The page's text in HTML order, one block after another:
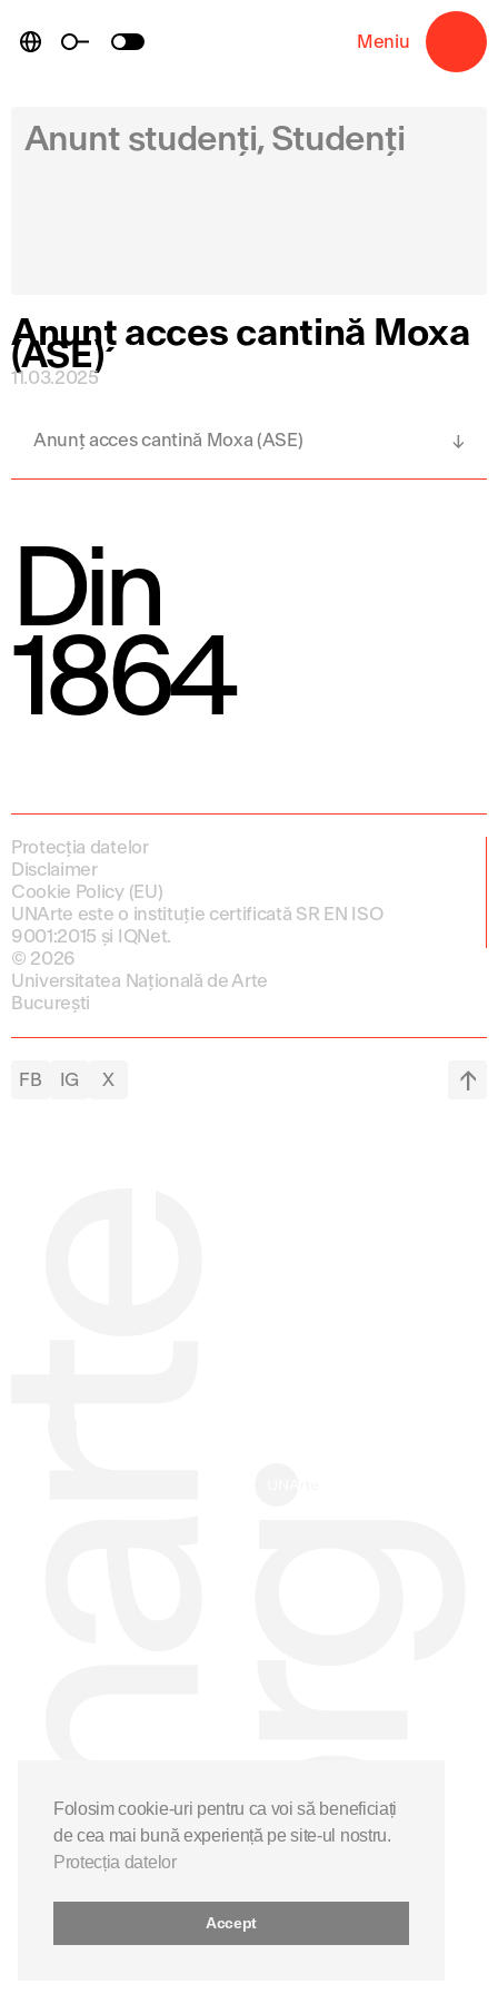
content
Meniu
Anunt studenți, Studenți
Anunț acces cantină Moxa
(ASE)
11.03.2025
Anunț acces cantină Moxa (ASE)
Din
1864
Protecția datelor
Disclaimer
Cookie Policy (EU)
UNArte este o instituție certificată SR EN ISO
9001:2015 și IQNet.
© 2026
Universitatea Națională de Arte
București
FB IG X
Folosim cookie-uri pentru ca voi să beneficiați
de cea mai bună experiență pe site-ul nostru.
Protecția datelor
Accept